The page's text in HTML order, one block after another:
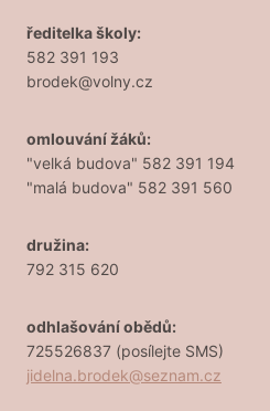
ředitelka školy:
582 391 193
brodek@volny.cz
omlouvání žáků:
"velká budova" 582 391 194
"malá budova" 582 391 560
družina:
792 315 620
odhlašování obědů:
725526837 (posílejte SMS)
jidelna.brodek@seznam.cz